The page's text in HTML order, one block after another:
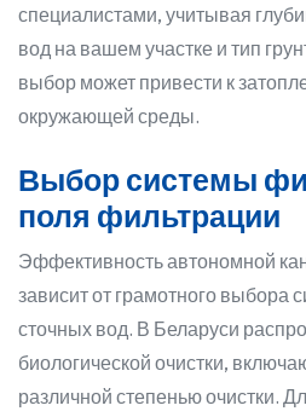
специалистами, учитывая
вод на вашем участке и тип
выбор может привести к
окружающей среды.
Выбор системы
поля фильтрации
Эффективность автономной
зависит от грамотного выбора
сточных вод. В Беларуси
биологической очистки,
различной степенью очистки.